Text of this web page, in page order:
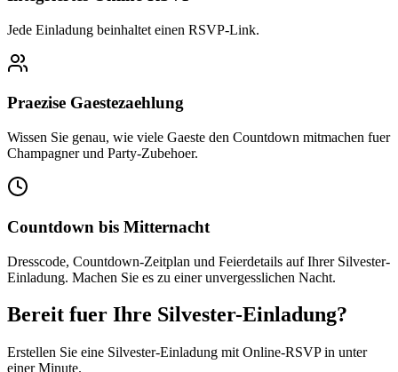
Jede Einladung beinhaltet einen RSVP-Link.
Praezise Gaestezaehlung
Wissen Sie genau, wie viele Gaeste den Countdown mitmachen fuer
Champagner und Party-Zubehoer.
Countdown bis Mitternacht
Dresscode, Countdown-Zeitplan und Feierdetails auf Ihrer Silvester-
Einladung. Machen Sie es zu einer unvergesslichen Nacht.
Bereit fuer Ihre Silvester-Einladung?
Erstellen Sie eine Silvester-Einladung mit Online-RSVP in unter
einer Minute.